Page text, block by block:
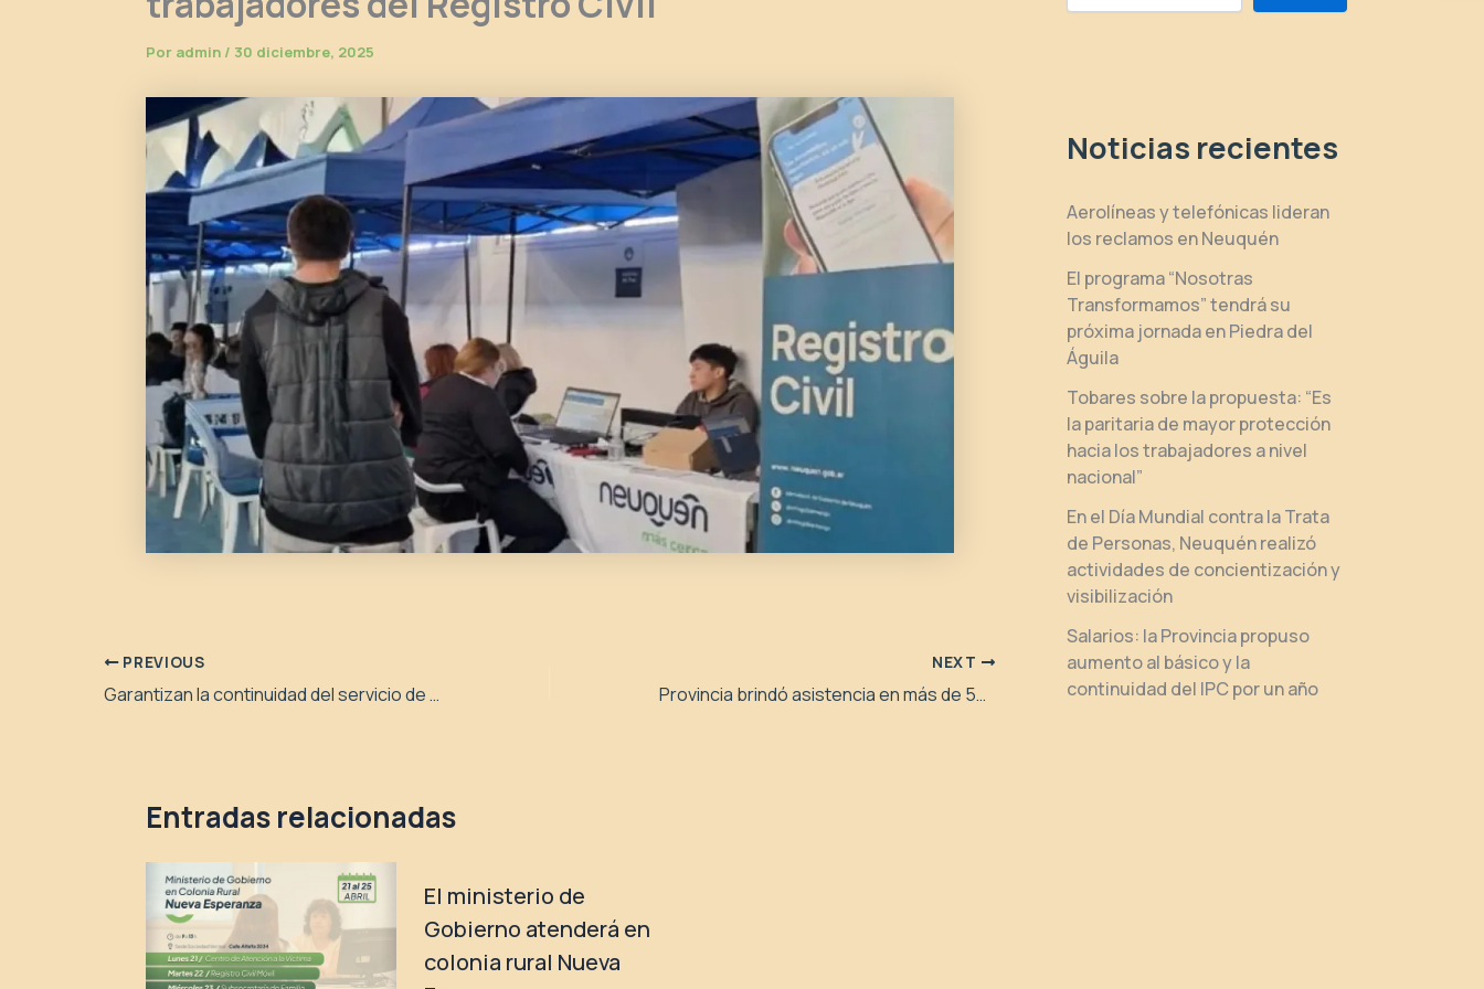
Por admin / 30 diciembre, 2025
PREVIOUS
Garantizan la continuidad del servicio de sepelios a más familias
NEXT
Provincia brindó asistencia en más de 500 situaciones de violencia familiar y de género
Entradas relacionadas
El ministerio de
Gobierno atenderá en
colonia rural Nueva
Noticias recientes
Aerolíneas y telefónicas lideran
los reclamos en Neuquén
El programa “Nosotras
Transformamos” tendrá su
próxima jornada en Piedra del
Águila
Tobares sobre la propuesta: “Es
la paritaria de mayor protección
hacia los trabajadores a nivel
nacional”
En el Día Mundial contra la Trata
de Personas, Neuquén realizó
actividades de concientización y
visibilización
Salarios: la Provincia propuso
aumento al básico y la
continuidad del IPC por un año